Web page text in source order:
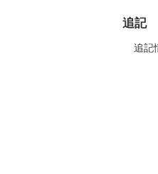
追記
追記